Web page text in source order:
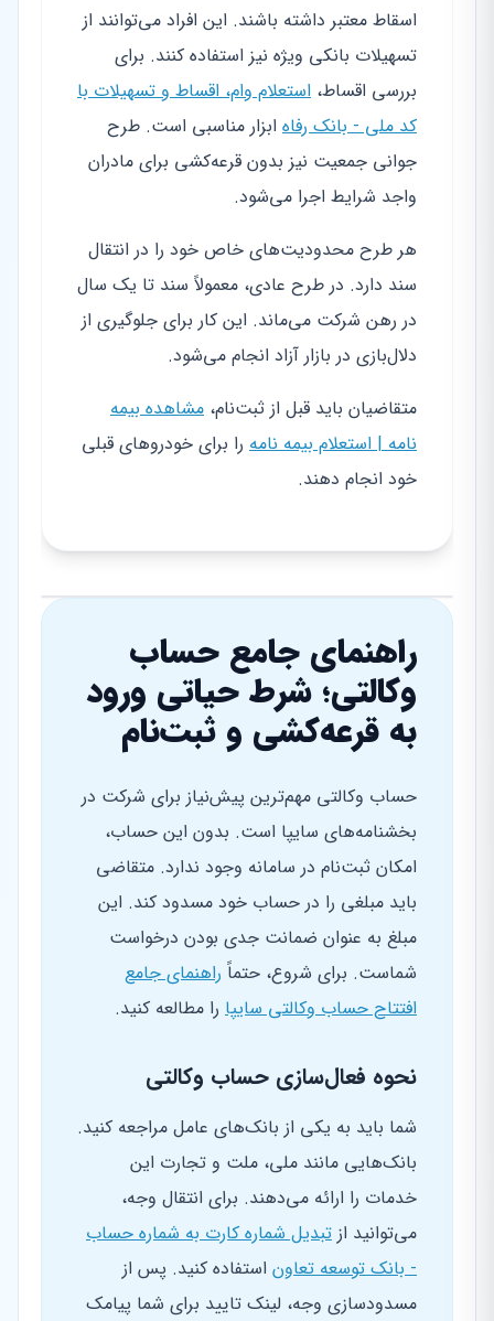
اسقاط معتبر داشته باشند. این افراد می‌توانند از
تسهیلات بانکی ویژه نیز استفاده کنند. برای
بررسی اقساط، استعلام وام، اقساط و تسهیلات با
کد ملی - بانک رفاه ابزار مناسبی است. طرح
جوانی جمعیت نیز بدون قرعه‌کشی برای مادران
واجد شرایط اجرا می‌شود.
هر طرح محدودیت‌های خاص خود را در انتقال
سند دارد. در طرح عادی، معمولاً سند تا یک سال
در رهن شرکت می‌ماند. این کار برای جلوگیری از
دلال‌بازی در بازار آزاد انجام می‌شود.
متقاضیان باید قبل از ثبت‌نام، مشاهده بیمه
نامه | استعلام بیمه نامه را برای خودروهای قبلی
خود انجام دهند.
راهنمای جامع حساب
وکالتی؛ شرط حیاتی ورود
به قرعه‌کشی و ثبت‌نام
حساب وکالتی مهم‌ترین پیش‌نیاز برای شرکت در
بخشنامه‌های سایپا است. بدون این حساب،
امکان ثبت‌نام در سامانه وجود ندارد. متقاضی
باید مبلغی را در حساب خود مسدود کند. این
مبلغ به عنوان ضمانت جدی بودن درخواست
شماست. برای شروع، حتماً راهنمای جامع
افتتاح حساب وکالتی سایپا را مطالعه کنید.
نحوه فعال‌سازی حساب وکالتی
شما باید به یکی از بانک‌های عامل مراجعه کنید.
بانک‌هایی مانند ملی، ملت و تجارت این
خدمات را ارائه می‌دهند. برای انتقال وجه،
می‌توانید از تبدیل شماره کارت به شماره حساب
- بانک توسعه تعاون استفاده کنید. پس از
مسدودسازی وجه، لینک تایید برای شما پیامک